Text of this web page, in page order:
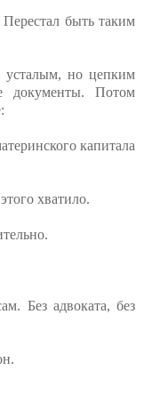
быть таким
но цепким
документы. Потом
капитала
хватило.
Без адвоката, без